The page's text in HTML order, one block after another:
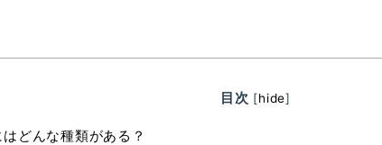
目次 [hide]
どんな種類がある？